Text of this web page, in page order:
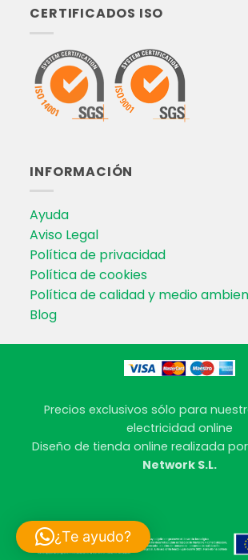
CERTIFICADOS ISO
INFORMACIÓN
Ayuda
Aviso Legal
Política de privacidad
Política de cookies
Política de calidad y medio
Blog
Precios exclusivos sólo para
electricidad online
Diseño de tienda online realizada por
Network S.L.
¿Te ayudo?